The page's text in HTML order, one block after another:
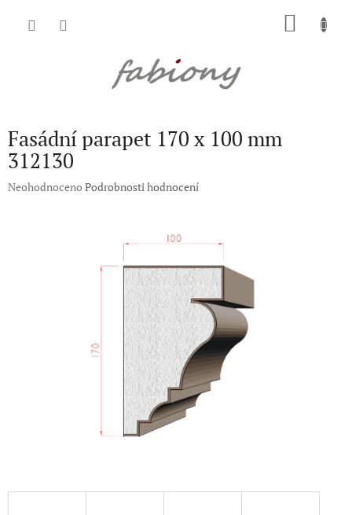
Fasádní parapet 170 x 100 mm
312130
Průměrné
Neohodnoceno Podrobnosti hodnocení